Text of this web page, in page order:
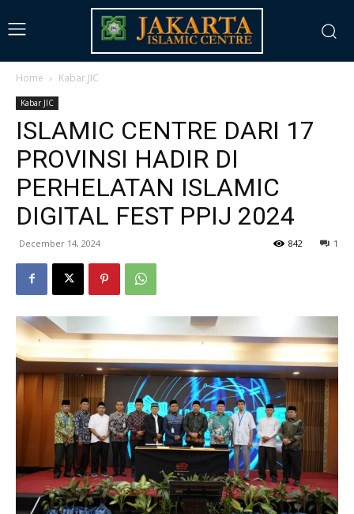
Home Kabar JIC
Kabar JIC
ISLAMIC CENTRE DARI 17
PROVINSI HADIR DI
PERHELATAN ISLAMIC
DIGITAL FEST PPIJ 2024
December 14, 2024 1
842